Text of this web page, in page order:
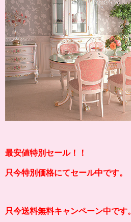
最安値特別セール！！
只今特別価格にてセール中です。
只今送料無料キャンペーン中です。